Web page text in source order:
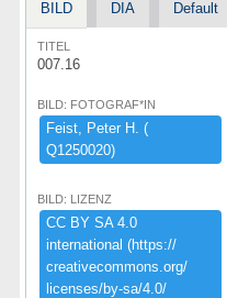
BILD DIA Default
TITEL
007.16
BILD: FOTOGRAF*IN
Feist,​ ​Peter ​H.​ ​(​
Q1250020)​
BILD: LIZENZ
CC ​BY ​SA ​4.​0 ​
international ​(​https:​/​/​
creativecommons.​org/​
licenses/​by-​sa/​4.​0/​